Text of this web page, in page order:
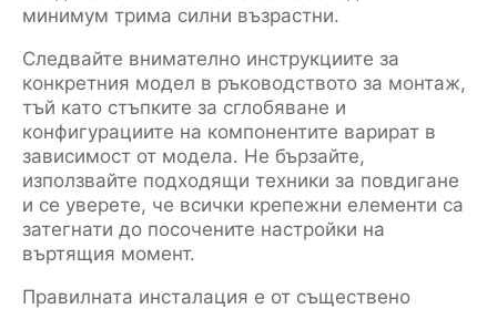
минимум трима силни възрастни.
Следвайте внимателно инструкциите за
конкретния модел в ръководството за монтаж,
тъй като стъпките за сглобяване и
конфигурациите на компонентите варират в
зависимост от модела. Не бързайте,
използвайте подходящи техники за повдигане
и се уверете, че всички крепежни елементи са
затегнати до посочените настройки на
въртящия момент.
Правилната инсталация е от съществено